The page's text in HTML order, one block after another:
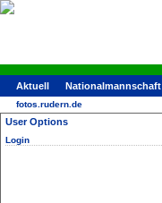
Aktuell Nationalmannschaft
fotos.rudern.de
User Options
Login